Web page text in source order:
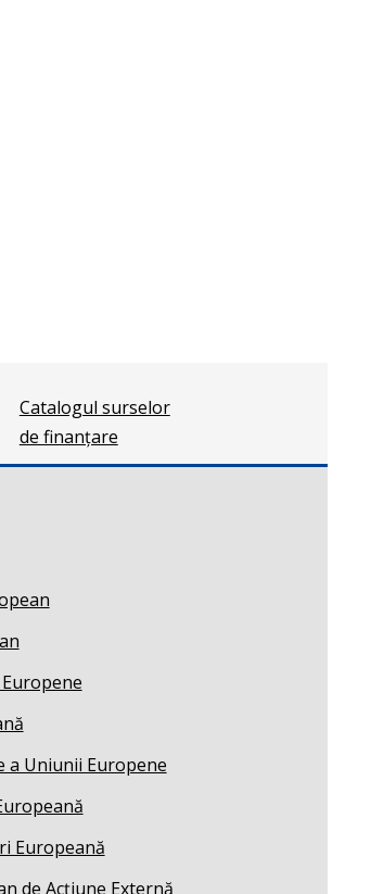
Catalogul surselor
de finanțare
a Uniunii Europene
Europeană
de Acțiune Externă